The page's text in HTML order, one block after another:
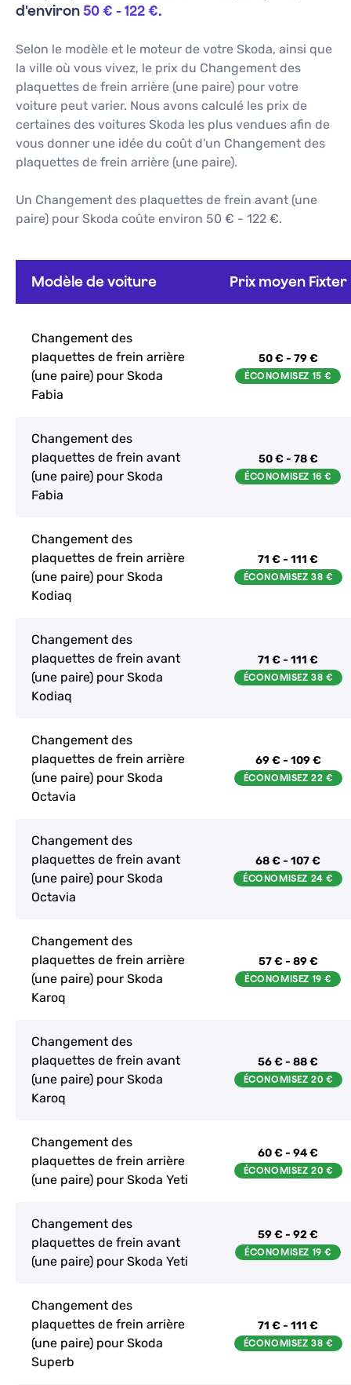
d'environ50 € -122 €.
Selon le modèle et le moteur de votre Skoda, ainsi que
la ville où vous vivez, le prix du Changement des
plaquettes de frein arrière (une paire) pour votre
voiture peut varier. Nous avons calculé les prix de
certaines des voitures Skoda les plus vendues afin de
vous donner une idée du coût d'un Changement des
plaquettes de frein arrière (une paire).
Un Changement des plaquettes de frein avant (une
paire) pour Skoda coûte environ 50 € - 122 €.
Modèle de voiture Prix moyen Fixter
Changement des
plaquettes de frein arrière
(une paire) pour Skoda
Fabia
50 € - 79 €
Changement des
plaquettes de frein avant
(une paire) pour Skoda
Fabia
50 € - 78 €
Changement des
plaquettes de frein arrière
(une paire) pour Skoda
Kodiaq
71 € - 111 €
Changement des
plaquettes de frein avant
(une paire) pour Skoda
Kodiaq
71 € - 111 €
Changement des
plaquettes de frein arrière
(une paire) pour Skoda
Octavia
69 € - 109 €
Changement des
plaquettes de frein avant
(une paire) pour Skoda
Octavia
68 € - 107 €
Changement des
plaquettes de frein arrière
(une paire) pour Skoda
Karoq
57 € - 89 €
Changement des
plaquettes de frein avant
(une paire) pour Skoda
Karoq
56 € - 88 €
Changement des
plaquettes de frein arrière
(une paire) pour Skoda Yeti
60 € - 94 €
Changement des
plaquettes de frein avant
(une paire) pour Skoda Yeti
59 € - 92 €
Changement des
plaquettes de frein arrière
(une paire) pour Skoda
Superb
71 € - 111 €